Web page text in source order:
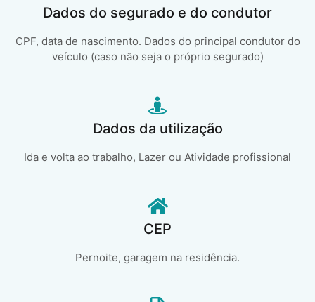
Dados do segurado e do condutor
CPF, data de nascimento. Dados do principal condutor do
veículo (caso não seja o próprio segurado)
Dados da utilização
Ida e volta ao trabalho, Lazer ou Atividade profissional
CEP
Pernoite, garagem na residência.